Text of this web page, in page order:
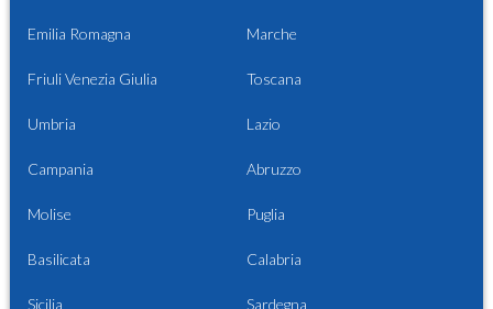
Emilia Romagna Marche
Friuli Venezia Giulia Toscana
Umbria Lazio
Campania Abruzzo
Molise Puglia
Basilicata Calabria
Sicilia Sardegna